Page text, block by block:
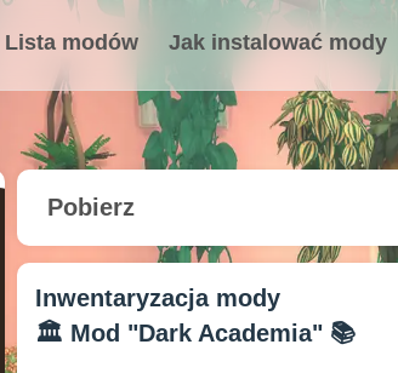
Lista modów Jak instalować mody
Pobierz
Inwentaryzacja mody
🏛️ Mod "Dark Academia" 📚